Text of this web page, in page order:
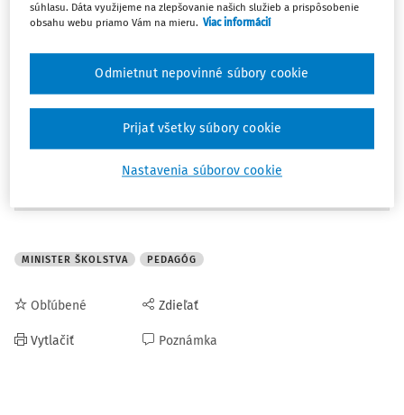
Milan Ftáčnik bol vysokoškolský pedagóg a politik. V
časti Petržalka. V novembri 2010 sa stal primátorom
Bratislavy.
smrt-zomrel-byvaly-minister-milan-ftacnik.html
MINISTER ŠKOLSTVA PEDAGÓG
Obľúbené
Vytlačiť
Zdieľať
Poznámka
súhlasu. Dáta využijeme na zlepšovanie našich služieb a prispôsobenie
obsahu webu priamo Vám na mieru. Viac informácií
Nastavenia súborov cookie
Odmietnut nepovinné súbory cookie
Prijať všetky súbory cookie